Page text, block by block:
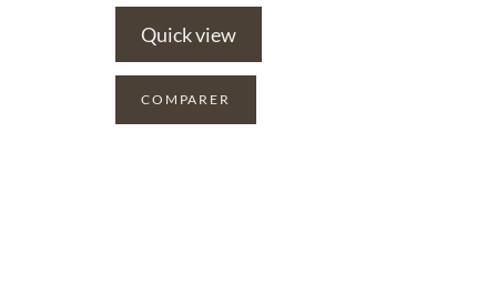
Quick view
COMPARER